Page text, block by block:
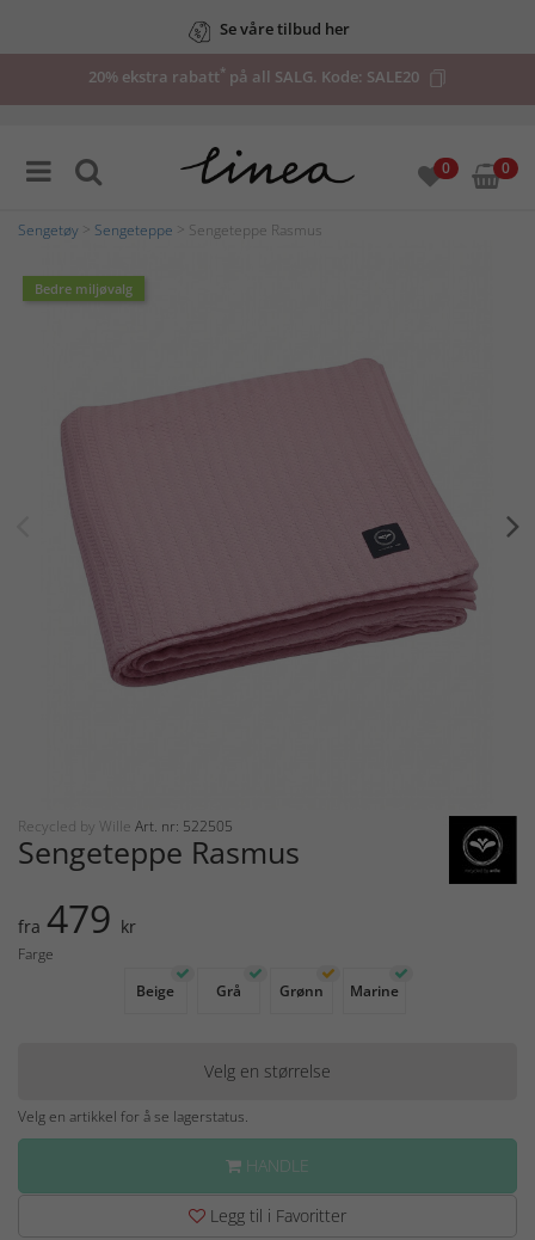
Se våre tilbud her
20% ekstra rabatt* på all SALG. Kode: SALE20
0 0
Sengetøy Sengeteppe > Sengeteppe Rasmus
Bedre miljøvalg
Recycled by Wille Art. nr: 522505
Sengeteppe Rasmus
fra 479 kr
Farge
Beige
Grå Grønn Marine
Velg en størrelse
Velg en artikkel for å se lagerstatus.
HANDLE
Legg til i Favoritter